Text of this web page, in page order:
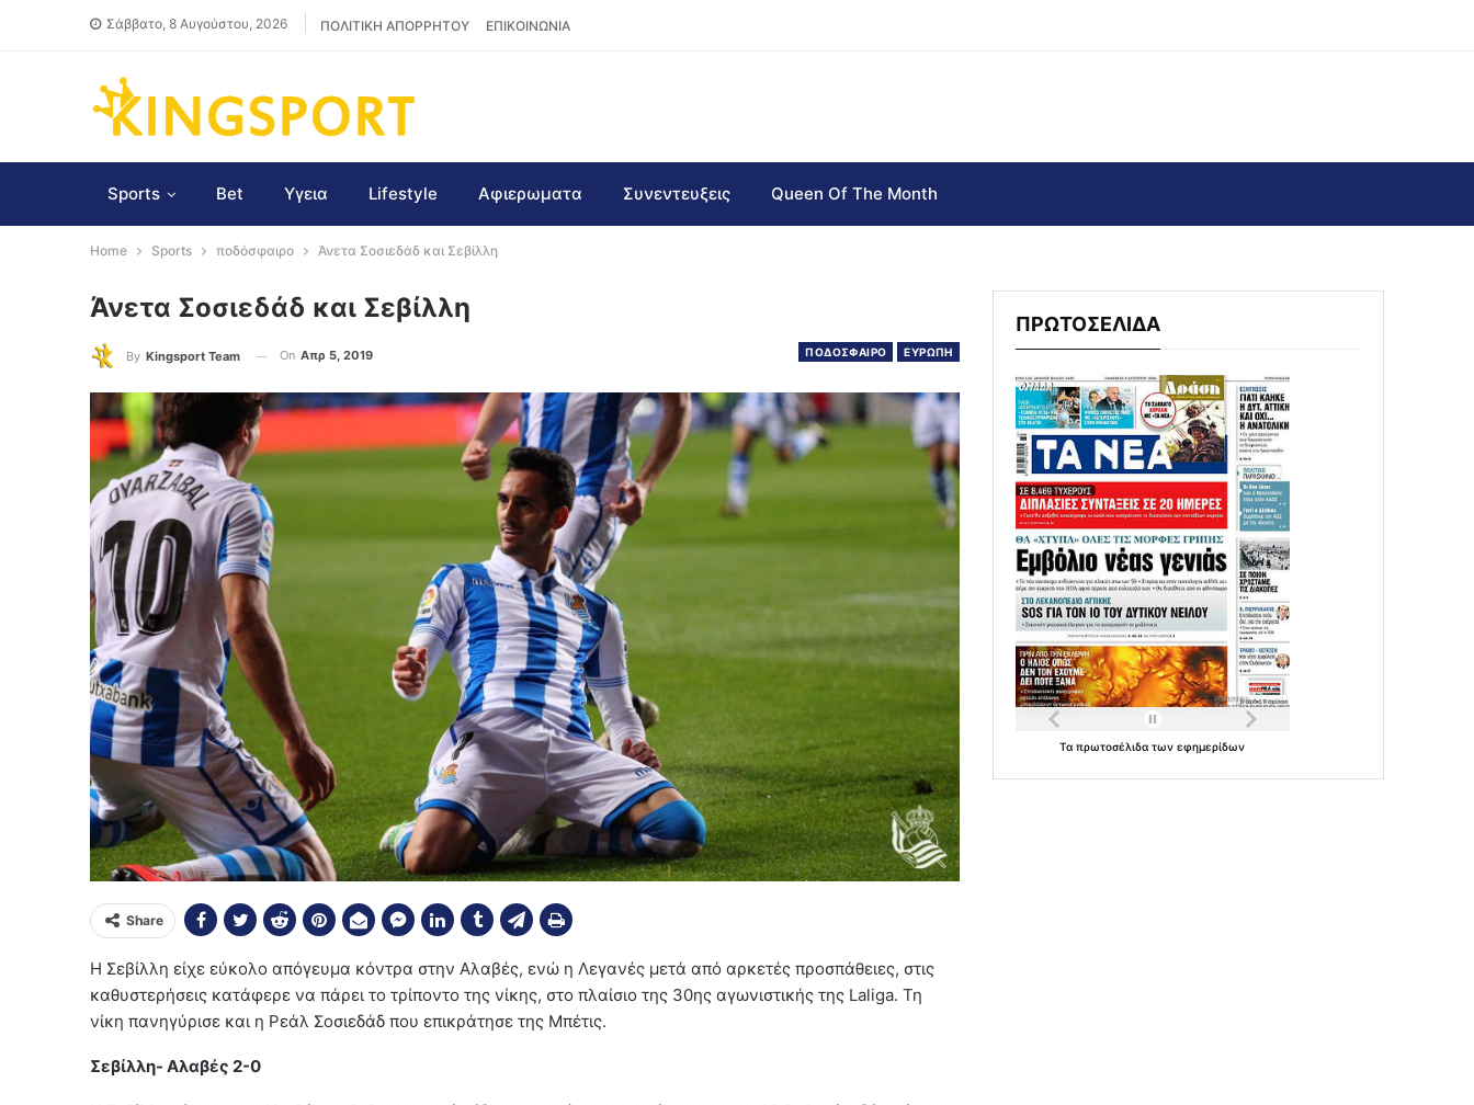
Σάββατο, 8 Αυγούστου, 2026 ΠΟΛΙΤΙΚΗ ΑΠΟΡΡΗΤΟΥ ΕΠΙΚΟΙΝΩΝΙΑ
Sports Bet Υγεια Lifestyle Αφιερωματα Συνεντευξεις Queen Of The Month
Home Sports ποδόσφαιρο Άνετα Σοσιεδάδ και Σεβίλλη
Άνετα Σοσιεδάδ και Σεβίλλη
ΠΟΔΟΣΦΑΙΡΟ ΕΥΡΩΠΗ
By Kingsport Team On Απρ 5, 2019
Share
Η Σεβίλλη είχε εύκολο απόγευμα κόντρα στην Αλαβές, ενώ η Λεγανές μετά από αρκετές προσπάθειες, στις
καθυστερήσεις κατάφερε να πάρει το τρίποντο της νίκης, στο πλαίσιο της 30ης αγωνιστικής της Laliga. Τη
νίκη πανηγύρισε και η Ρεάλ Σοσιεδάδ που επικράτησε της Μπέτις.
Σεβίλλη- Αλαβές 2-0
ΠΡΩΤΟΣΕΛΙΔΑ
Ταπρωτοσέλιδατωνεφημερίδων